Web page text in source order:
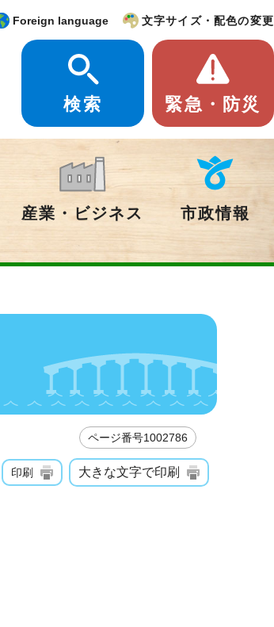
Foreign language 文字サイズ・配色の変更
検索 緊急・防災
産業・ビジネス 市政情報
ページ番号1002786
印刷 大きな文字で印刷